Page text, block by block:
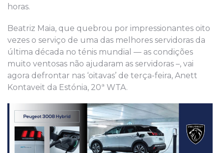
horas.
Beatriz Maia, que quebrou por impressionantes oito
vezes o serviço de uma das melhores servidoras da
última década no ténis mundial — as condições
muito ventosas não ajudaram as servidoras –, vai
agora defrontar nas ‘oitavas’ de terça-feira, Anett
Kontaveit da Estónia, 20ª WTA.